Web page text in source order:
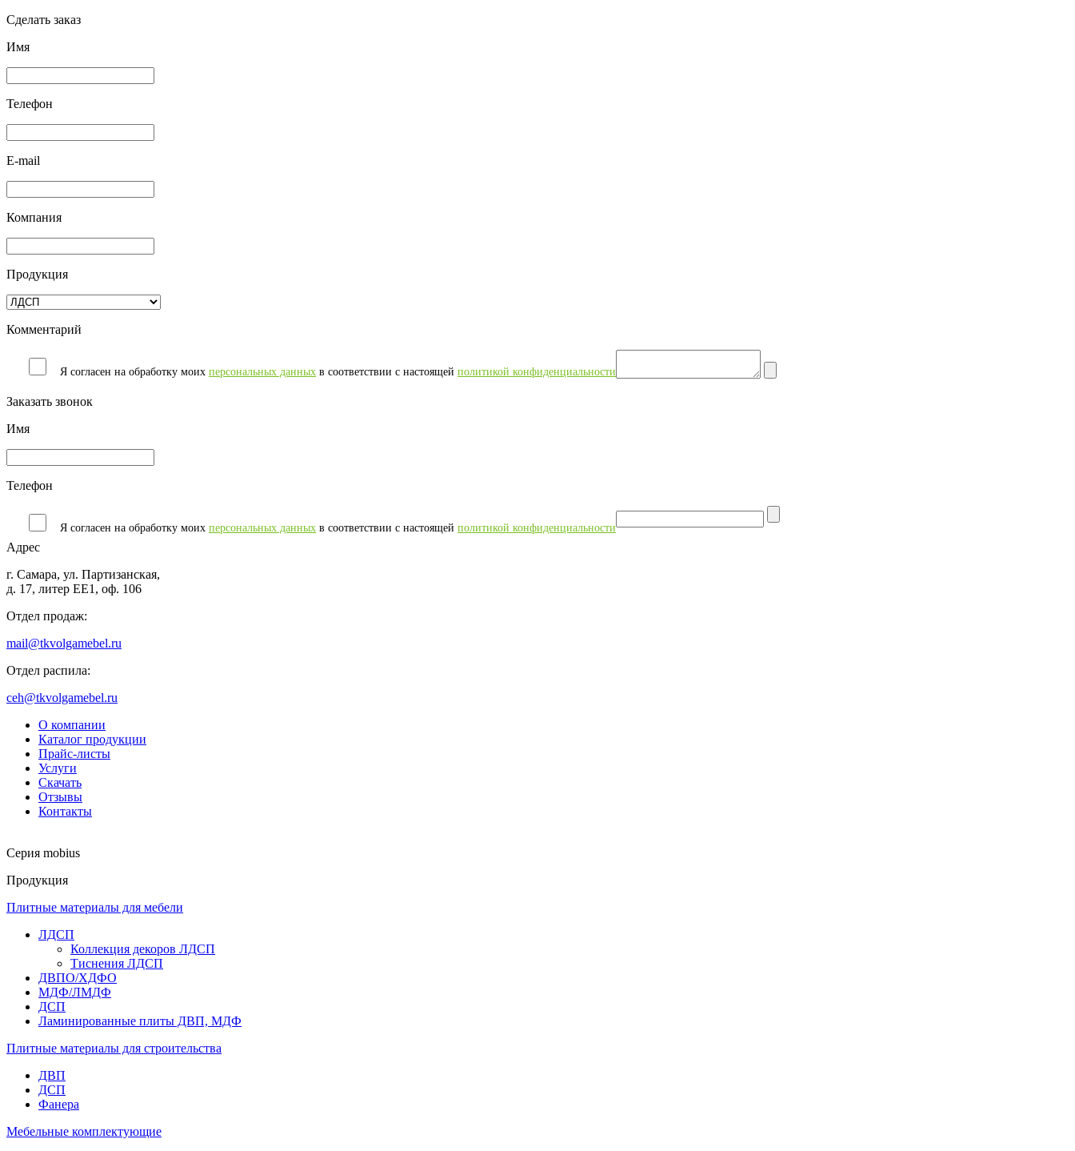
Сделать заказ
Имя
Телефон
E-mail
Компания
Продукция
Комментарий
Я согласен на обработку моих персональных данных в соответствии с настоящей политикой конфиденциальности
Заказать звонок
Имя
Телефон
Я согласен на обработку моих персональных данных в соответствии с настоящей политикой конфиденциальности
Адрес
г. Самара, ул. Партизанская,
д. 17, литер ЕЕ1, оф. 106
Отдел продаж:
mail@tkvolgamebel.ru
Отдел распила:
ceh@tkvolgamebel.ru
О компании
Каталог продукции
Прайс-листы
Услуги
Скачать
Отзывы
Контакты
Серия mobius
Продукция
Плитные материалы для мебели
ЛДСП
Коллекция декоров ЛДСП
Тиснения ЛДСП
ДВПО/ХДФО
МДФ/ЛМДФ
ДСП
Ламинированные плиты ДВП, МДФ
Плитные материалы для строительства
ДВП
ДСП
Фанера
Мебельные комплектующие